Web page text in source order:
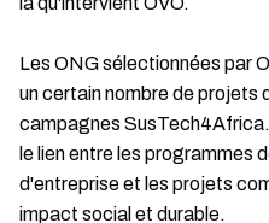
Les ONG sélectionnées par
un certain nombre de projets
campagnes
le lien entre les programmes
d'entreprise et les projets
impact social et durable.